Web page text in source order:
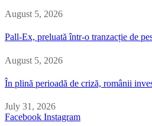
August 5, 2026
Pall-Ex, preluată într-o tranzacție de
August 5, 2026
În plină perioadă de criză, românii
July 31, 2026
Facebook Instagram